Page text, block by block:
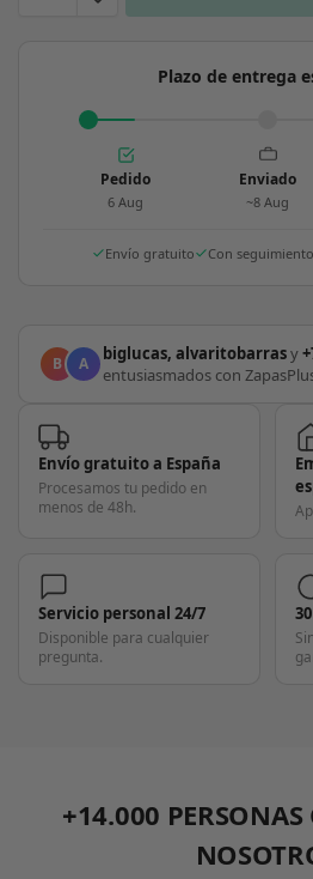
Plazo de entrega
Pedido
6 Aug
Enviado
~8 Aug
Envío gratuito Con seguimiento
B A biglucas, alvaritobarrasy
entusiasmados con
Envío gratuito a España
Procesamos tu pedido en
menos de 48h.
Servicio personal 24/7
Disponible para cualquier
pregunta.
+14.000